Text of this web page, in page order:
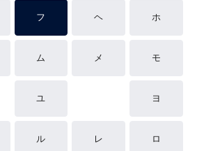
フ ヘ ホ
ム メ モ
ユ ヨ
ル レ ロ